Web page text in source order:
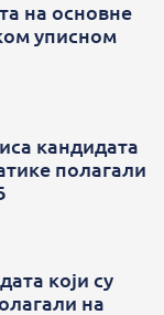
на основне
уписном
кандидата
полагали
који су
на